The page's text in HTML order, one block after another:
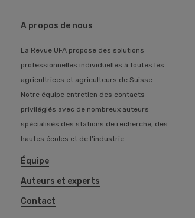
A propos de nous
La Revue UFA propose des solutions
professionnelles individuelles à toutes les
agricultrices et agriculteurs de Suisse.
Notre équipe entretien des contacts
privilégiés avec de nombreux auteurs
spécialisés des stations de recherche, des
hautes écoles et de l’industrie.
Équipe
Auteurs et experts
Contact